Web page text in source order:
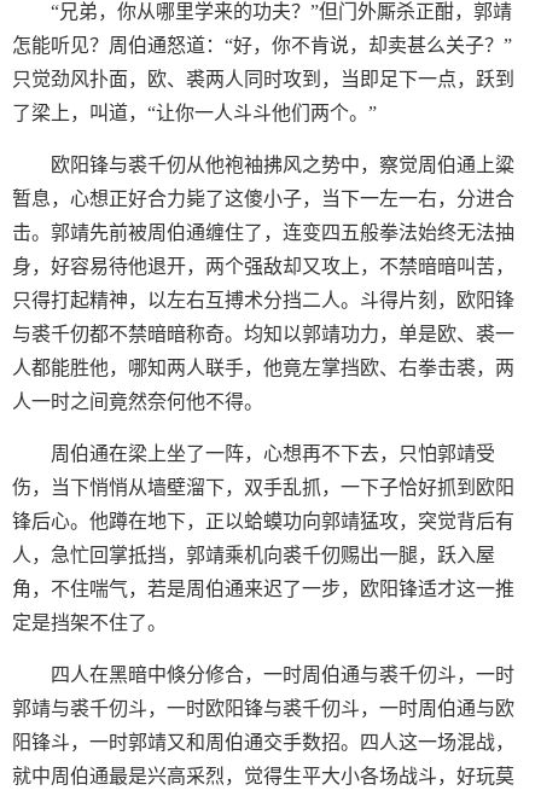
“兄弟，你从哪里学来的功夫？”但门外厮杀正酣，郭靖
怎能听见？周伯通怒道：“好，你不肯说，却卖甚么关子？”
只觉劲风扑面，欧、裘两人同时攻到，当即足下一点，跃到
了梁上，叫道，“让你一人斗斗他们两个。”
欧阳锋与裘千仞从他袍袖拂风之势中，察觉周伯通上粱
暂息，心想正好合力毙了这傻小子，当下一左一右，分进合
击。郭靖先前被周伯通缠住了，连变四五般拳法始终无法抽
身，好容易待他退开，两个强敌却又攻上，不禁暗暗叫苦，
只得打起精神，以左右互搏术分挡二人。斗得片刻，欧阳锋
与裘千仞都不禁暗暗称奇。均知以郭靖功力，单是欧、裘一
人都能胜他，哪知两人联手，他竟左掌挡欧、右拳击裘，两
人一时之间竟然奈何他不得。
周伯通在梁上坐了一阵，心想再不下去，只怕郭靖受
伤，当下悄悄从墙壁溜下，双手乱抓，一下子恰好抓到欧阳
锋后心。他蹲在地下，正以蛤蟆功向郭靖猛攻，突觉背后有
人，急忙回掌抵挡，郭靖乘机向裘千仞赐出一腿，跃入屋
角，不住喘气，若是周伯通来迟了一步，欧阳锋适才这一推
定是挡架不住了。
四人在黑暗中倏分修合，一时周伯通与裘千仞斗，一时
郭靖与裘千仞斗，一时欧阳锋与裘千仞斗，一时周伯通与欧
阳锋斗，一时郭靖又和周伯通交手数招。四人这一场混战，
就中周伯通最是兴高采烈，觉得生平大小各场战斗，好玩莫